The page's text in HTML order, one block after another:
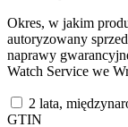
Okres, w jakim
autoryzowany
naprawy
Watch Service we
2 lata,
GTIN